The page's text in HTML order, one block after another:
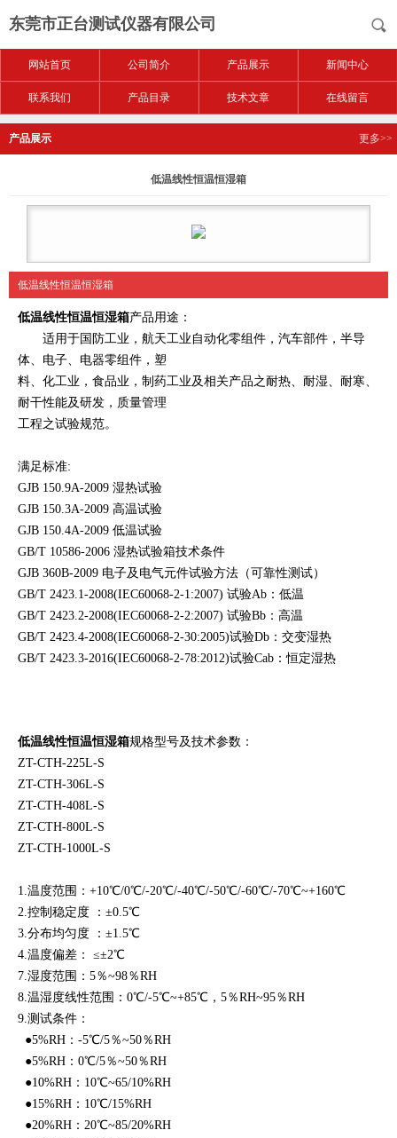
东莞市正台测试仪器有限公司
网站首页 公司简介 产品展示 新闻中心
联系我们 产品目录 技术文章 在线留言
产品展示 更多>>
低温线性恒温恒湿箱
低温线性恒温恒湿箱
低温线性恒温恒湿箱产品用途：
适用于国防工业，航天工业自动化零组件，汽车部件，半导
体、电子、电器零组件，塑
料、化工 业，食品业，制药工业及相关产品之耐热、耐湿、耐寒、
耐干性能及研发，质量管理
工程之试验规范。
满足标准:
GJB 150.9A-2009 湿热试验
GJB 150.3A-2009 高温试验
GJB 150.4A-2009 低温试验
GB/T 10586-2006 湿热试验箱技术条件
GJB 360B-2009 电子及电气元件试验方法（可靠性测试）
GB/T 2423.1-2008(IEC60068-2-1:2007) 试验Ab：低温
GB/T 2423.2-2008(IEC60068-2-2:2007) 试验Bb：高温
GB/T 2423.4-2008(IEC60068-2-30:2005)试验Db：交变湿热
GB/T 2423.3-2016(IEC60068-2-78:2012)试验Cab：恒定湿热
低温线性恒温恒湿箱规格型号及技术参数：
ZT-CTH-225L-S
ZT-CTH-306L-S
ZT-CTH-408L-S
ZT-CTH-800L-S
ZT-CTH-1000L-S
1.温度范围：+10℃/0℃/-20℃/-40℃/-50℃/-60℃/-70℃~+160℃
2.控制稳定度 ：±0.5℃
3.分布均匀度 ：±1.5℃
4.温度偏差： ≤±2℃
7.湿度范围：5％~98％RH
8.温湿度线性范围：0℃/-5℃~+85℃，5％RH~95％RH
9.测试条件：
●5%RH：-5℃/5％~50％RH
●5%RH：0℃/5％~50％RH
●10%RH：10℃~65/10%RH
●15%RH：10℃/15%RH
●20%RH：20℃~85/20%RH